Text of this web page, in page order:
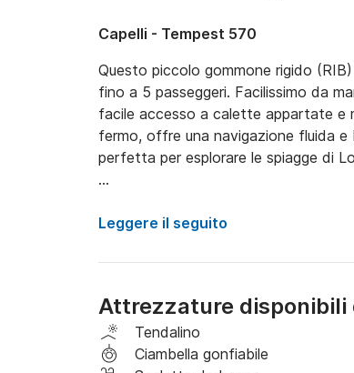
Capelli - Tempest 570
Questo piccolo gommone rigido
fino a 5 passeggeri. Facilissimo da
facile accesso a calette appartate e
fermo, offre una navigazione fluida e
perfetta per esplorare le spiagge di
- GPS ed ecoscandaglio
- Tendalino pieghevole
- Doccia con acqua dolce
Leggere il seguito
Attrezzature disponibili
Tendalino
Ciambella gonfiabile